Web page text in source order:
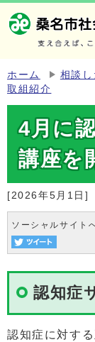
ホーム 相談し
取組紹介
4月に
講座を
[2026年5月1日]
ソーシャルサイト
認知症
認知症に対す